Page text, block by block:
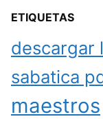
ETIQUETAS
descargar
sabatica
maestros